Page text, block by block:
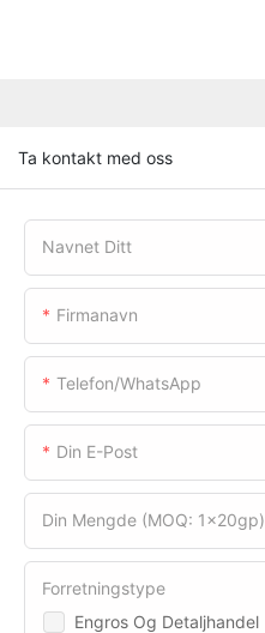
Ta kontakt med oss
Navnet Ditt
Firmanavn
Telefon/WhatsApp
Din E-Post
Din Mengde (MOQ: 1x20gp)
Engros Og Detaljhandel
Forretningstype